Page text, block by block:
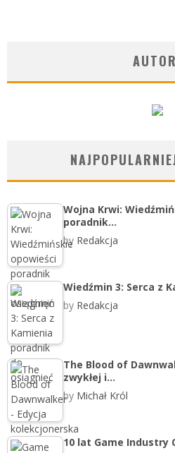
Wojna Krwi:
poradnik…
by Redakcja
Wiedźmin 3: Serca z
by Redakcja
The Blood of
zwykłej i…
by Michał Król
10 lat Game Industry